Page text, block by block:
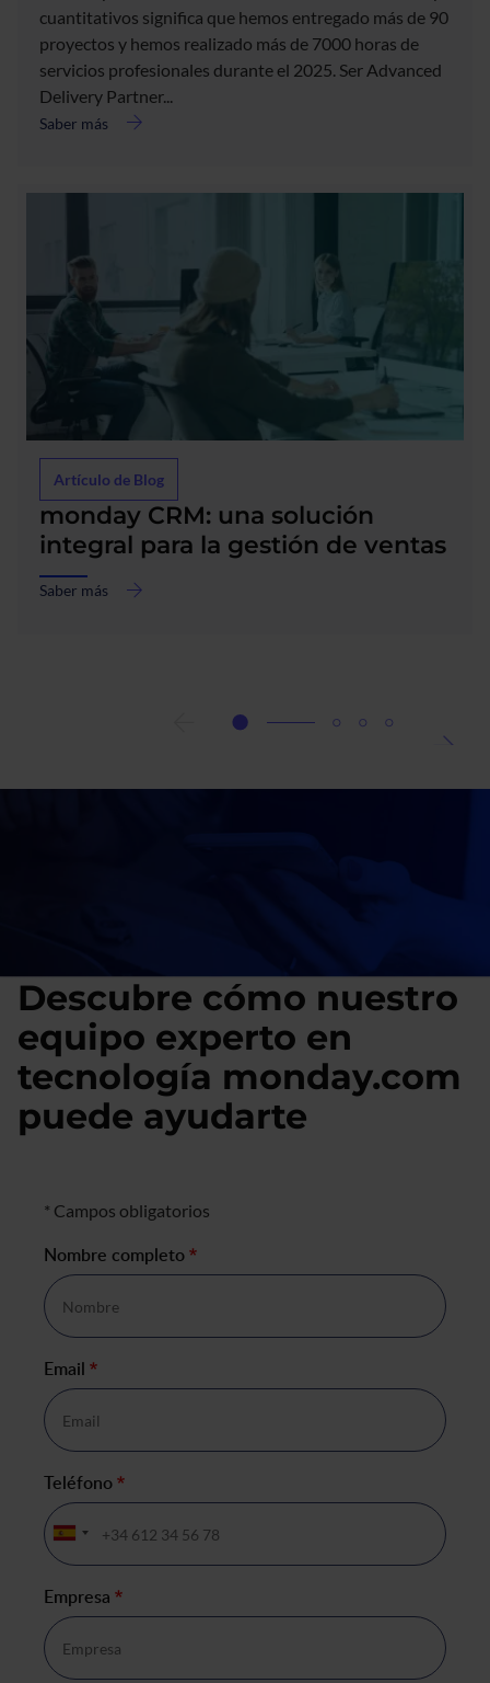
cuantitativos significa que hemos entregado más de 90
proyectos y hemos realizado más de 7000 horas de
servicios profesionales durante el 2025. Ser Advanced
Delivery Partner...
Saber más
de
hiberus
obtiene
el
nivel
Partner
monday CRM: una solución
integral para la gestión de ventas
Artículo de Blog
Saber más
acerca
Descubre cómo nuestro
equipo experto en
tecnología monday.com
puede ayudarte
Formulario de negocio
* Campos obligatorios
Nombre completo *
Email *
Teléfono *
Empresa *